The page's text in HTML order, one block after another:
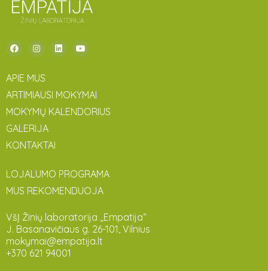
APIE MUS
ARTIMIAUSI MOKYMAI
MOKYMŲ KALENDORIUS
GALERIJA
KONTAKTAI
LOJALUMO PROGRAMA
MUS REKOMENDUOJA
VšĮ Žinių laboratorija „Empatija“
J. Basanavičiaus g. 26-101, Vilnius
mokymai@empatija.lt
+370 621 94001